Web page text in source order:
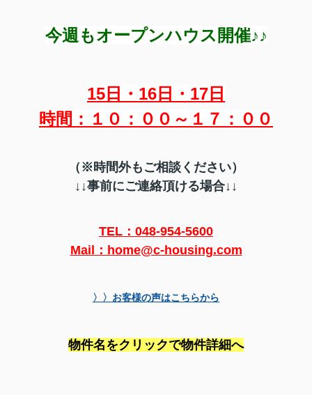
今週もオープンハウス開催♪♪
15日・16日・17日
時間：１０：００～１７：００
（※時間外もご相談ください）
↓↓事前にご連絡頂ける場合↓↓
TEL：048-954-5600
Mail：home@c-housing.com
〉〉お客様の声はこちらから
物件名をクリックで物件詳細へ